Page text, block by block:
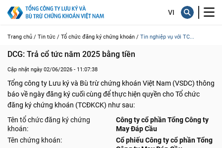
Trang chủ / Tin tức / Tổ chức đăng ký chứng khoán / Tin nghiệp vụ với TC...
DCG: Trả cổ tức năm 2025 bằng tiền
Cập nhật ngày 02/06/2026 - 11:07:38
Tổng công ty Lưu ký và Bù trừ chứng khoán Việt Nam (VSDC) thông
báo về ngày đăng ký cuối cùng để thực hiện quyền cho Tổ chức
đăng ký chứng khoán (TCĐKCK) như sau:
Tên tổ chức đăng ký chứng
khoán:
Công ty cổ phần Tổng Công ty
May Đáp Cầu
Tên chứng khoán:
Cổ phiếu Công ty cổ phần Tổng